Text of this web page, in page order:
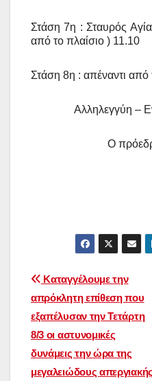
Στάση 7η : Σταυρός
από το πλαίσιο ) 11.10
Στάση 8η : απέναντι
Αλληλεγγύη –
Ο
Η
Κ.
Α.
Πλοήγηση
άρθρων
Καταγγέλουμε την
απρόκλητη επίθεση που
εξαπέλυσαν την Τετάρτη
8/3 οι αστυνομικές
δυνάμεις την ώρα της
μεγαλειώδους απεργιακής